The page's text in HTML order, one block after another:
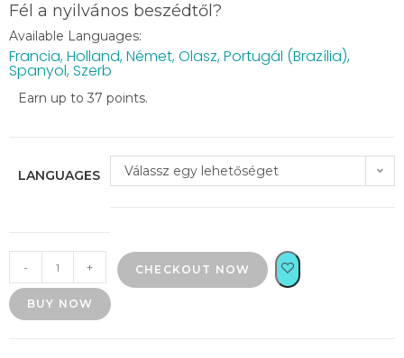
Fél a nyilvános beszédtől?
Available Languages:
Francia,Holland,Német,Olasz,Portugál (Brazília),
Spanyol,Szerb
Earn up to 37 points.
LANGUAGES Válassz egy lehetőséget
CHECKOUT NOW
- +
BUY NOW